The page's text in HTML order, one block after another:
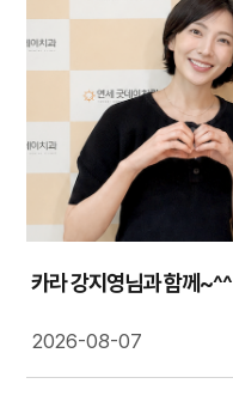
카라 강지영님과 함께~^^
2026-08-07